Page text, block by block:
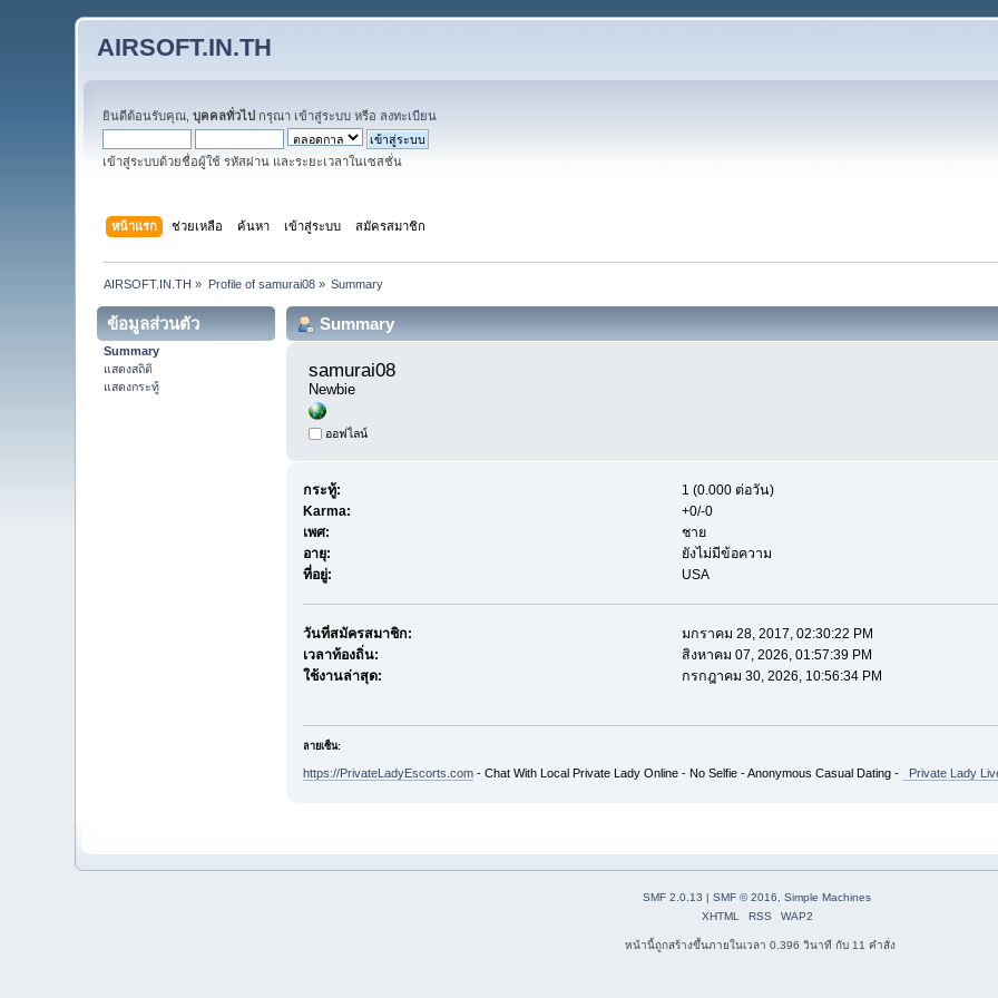
AIRSOFT.IN.TH
ยินดีต้อนรับคุณ,บุคคลทั่วไป กรุณา เข้าสู่ระบบ หรือ ลงทะเบียน
เข้าสู่ระบบด้วยชื่อผู้ใช้ รหัสผ่าน และระยะเวลาในเซสชั่น
หน้าแรก ช่วยเหลือ ค้นหา เข้าสู่ระบบ สมัครสมาชิก
AIRSOFT.IN.TH » Profile of samurai08» Summary
ข้อมูลส่วนตัว
Summary
แสดงสถิติ
แสดงกระทู้
Summary
samurai08
Newbie
ออฟไลน์
กระทู้:
1 (0.000 ต่อวัน)
Karma:
+0/-0
เพศ:
ชาย
อายุ:
ยังไม่มีข้อความ
ที่อยู่:
USA
วันที่สมัครสมาชิก:
มกราคม 28, 2017, 02:30:22 PM
เวลาท้องถิ่น:
สิงหาคม 07, 2026, 01:57:39 PM
ใช้งานล่าสุด:
กรกฎาคม 30, 2026, 10:56:34 PM
ลายเซ็น:
https://PrivateLadyEscorts.com - Chat With Local Private Lady Online - No Selfie - Anonymous Casual Dating - Private Lady
SMF 2.0.13 | SMF © 2016
Simple Machines
XHTML
RSS WAP2
หน้านี้ถูกสร้างขึ้นภายในเวลา 0.396 วินาที กับ 11 คำสั่ง